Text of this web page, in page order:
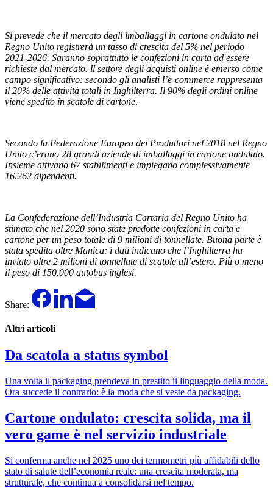
Si prevede che il mercato degli imballaggi in cartone ondulato nel
Regno Unito registrerà un tasso di crescita del 5% nel periodo
2021-2026. Saranno soprattutto le confezioni in carta ad essere
richieste dal mercato. ll settore degli acquisti online è emerso come
campo significativo: secondo gli analisti l’e-commerce rappresenta
il 20% delle attività totali in Inghilterra. Il 90% degli ordini online
viene spedito in scatole di cartone.
Secondo la Federazione Europea dei Produttori nel 2018 nel Regno
Unito c’erano 28 grandi aziende di imballaggi in cartone ondulato.
Insieme attivano 67 stabilimenti e impiegano complessivamente
16.262 dipendenti.
La Confederazione dell’Industria Cartaria del Regno Unito ha
stimato che nel 2020 sono state prodotte confezioni in carta e
cartone per un peso totale di 9 milioni di tonnellate. Buona parte è
stata spedita oltre Manica: i dati indicano che l’Inghilterra ha
inviato oltre 2 milioni di tonnellate di scatole all’estero. Più o meno
il peso di 150.000 autobus inglesi.
Share:
Altri articoli
Da scatola a status symbol
Una volta il packaging prendeva in prestito il linguaggio della moda.
Ora succede il contrario: è la moda che si veste da packaging.
Cartone ondulato: crescita solida, ma il
vero game è nel servizio industriale
Si conferma anche nel 2025 uno dei termometri più affidabili dello
stato di salute dell’economia reale: una crescita moderata, ma
strutturale, che continua a consolidarsi nel tempo.